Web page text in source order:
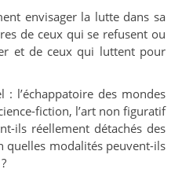
envisager la lutte dans sa
de ceux qui se refusent ou
et de ceux qui luttent pour
: l’échappatoire des mondes
fiction, l’art non figuratif
ils réellement détachés des
quelles modalités peuvent-ils